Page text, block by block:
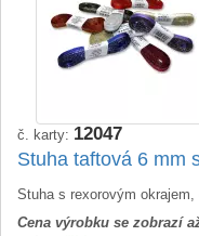
č. karty: 12047
Stuha taftová 6 mm
Stuha s rexorovým
Cena výrobku se zobrazí